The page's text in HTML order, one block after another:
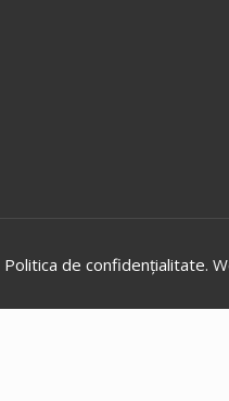
Politica de confidențialitate.